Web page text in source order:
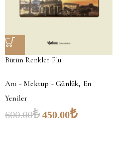
Bütün Renkler Flu
Anı - Mektup - Günlük, En
Yeniler
600.00₺450.00₺